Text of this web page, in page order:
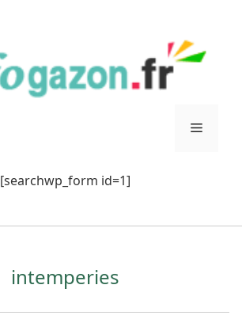
Menu
[searchwp_form id=1]
intemperies